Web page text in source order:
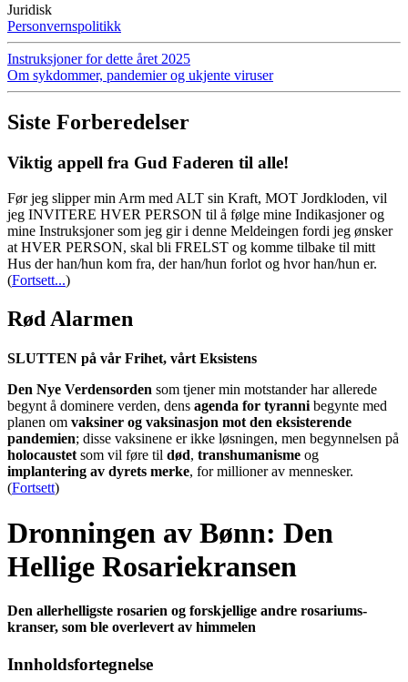
Juridisk
Personvernspolitikk
Instruksjoner for dette året 2025
Om sykdommer, pandemier og ukjente viruser
Siste Forberedelser
Viktig appell fra Gud Faderen til alle!
Før jeg slipper min Arm med ALT sin Kraft, MOT Jordkloden, vil
jeg INVITERE HVER PERSON til å følge mine Indikasjoner og
mine Instruksjoner som jeg gir i denne Meldeingen fordi jeg ønsker
at HVER PERSON, skal bli FRELST og komme tilbake til mitt
Hus der han/hun kom fra, der han/hun forlot og hvor han/hun er.
(Fortsett...)
Rød Alarmen
SLUTTEN på vår Frihet, vårt Eksistens
Den Nye Verdensorden som tjener min motstander har allerede
begynt å dominere verden, dens agenda for tyranni begynte med
planen om vaksiner og vaksinasjon mot den eksisterende
pandemien; disse vaksinene er ikke løsningen, men begynnelsen på
holocaustet som vil føre til død, transhumanisme og
implantering av dyrets merke, for millioner av mennesker.
(Fortsett)
Dronningen av Bønn: Den
Hellige Rosariekransen
Den allerhelligste rosarien og forskjellige andre rosariums-
kranser, som ble overlevert av himmelen
Innholdsfortegnelse